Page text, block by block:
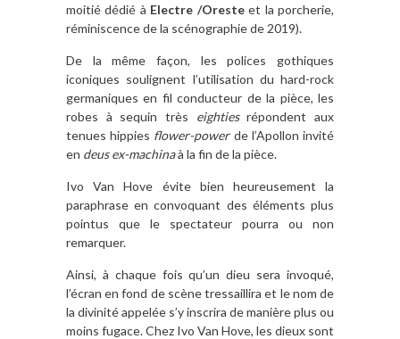
moitié dédié à Electre /Oresteet la porcherie,
réminiscence de la scénographie de 2019).
De la même façon, les polices gothiques
iconiques soulignent l’utilisation du hard-rock
germaniques en fil conducteur de la pièce, les
robes à sequin très eightiesrépondent aux
tenues hippies flower-powerde l’Apollon invité
en deus ex-machinaà la fin de la pièce.
Ivo Van Hove évite bien heureusement la
paraphrase en convoquant des éléments plus
pointus que le spectateur pourra ou non
remarquer.
Ainsi, à chaque fois qu’un dieu sera invoqué,
l’écran en fond de scène tressaillira et le nom de
la divinité appelée s’y inscrira de manière plus ou
moins fugace. Chez Ivo Van Hove, les dieux sont